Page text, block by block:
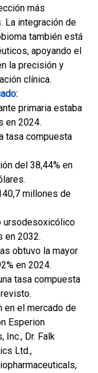
más
La integración de
también está
apoyando el
la precisión y
clínica.
primaria estaba
en 2024.
tasa compuesta
del 38,44% en
millones de
ursodesoxicólico
en 2032.
obtuvo la mayor
en 2024.
tasa compuesta
en el mercado de
Esperion
Inc., Dr. Falk
Ltd.,